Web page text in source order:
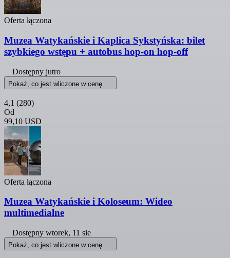
Oferta łączona
Muzea Watykańskie i Kaplica Sykstyńska: bilet
szybkiego wstępu + autobus hop-on hop-off
Dostępny jutro
Pokaż, co jest wliczone w cenę
4,1 (280)
Od
99,10 USD
Oferta łączona
Muzea Watykańskie i Koloseum: Wideo
multimedialne
Dostępny wtorek, 11 sie
Pokaż, co jest wliczone w cenę